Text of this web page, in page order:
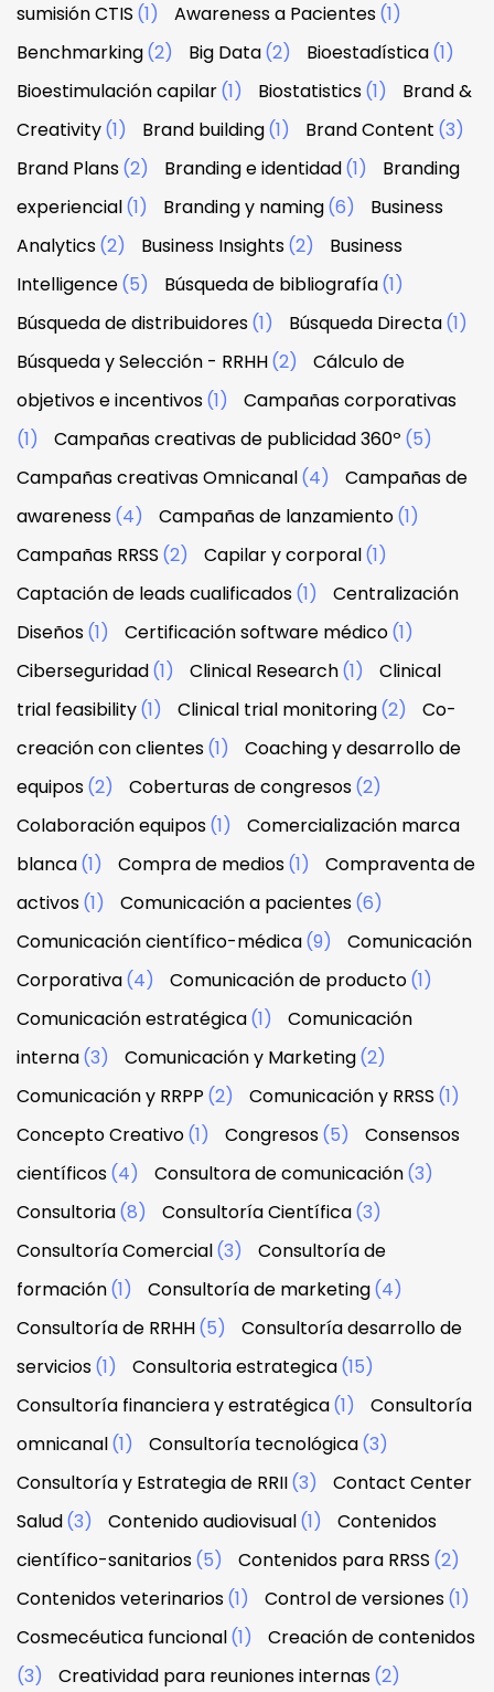
sumisión CTIS (1) Awareness a Pacientes(1)
Benchmarking(2) Big Data(2) Bioestadística(1)
Bioestimulación capilar(1) Biostatistics(1)
Brand &
Creativity(1) Brand building(1) Brand Content (3)
Brand Plans(2) Branding e identidad(1)
Branding
experiencial(1) Branding y naming(6)
Business
Analytics(2) Business Insights(2)
Business
Intelligence(5) Búsqueda de bibliografía(1)
Búsqueda de distribuidores(1) Búsqueda Directa(1)
Búsqueda y Selección - RRHH(2)
Cálculo de
objetivos e incentivos(1)
Campañas corporativas
(1)
Campañas creativas de publicidad 360º (5)
Campañas creativas Omnicanal(4)
Campañas de
awareness(4) Campañas de lanzamiento(1)
Campañas RRSS (2) Capilar y corporal(1)
Captación de leads cualificados(1)
Centralización
Diseños(1) Certificación software médico(1)
Ciberseguridad(1) Clinical Research(1)
Clinical
trial feasibility(1) Clinical trial monitoring(2)
Co-
creación con clientes(1)
Coaching y desarrollo de
equipos(2) Coberturas de congresos(2)
Colaboración equipos(1)
Comercialización marca
blanca(1) Compra de medios(1)
Compraventa de
activos(1) Comunicación a pacientes(6)
Comunicación científico-médica(9)
Comunicación
Corporativa(4) Comunicación de producto(1)
Comunicación estratégica(1)
Comunicación
interna(3) Comunicación y Marketing(2)
Comunicación y RRPP (2) Comunicación y RRSS (1)
Concepto Creativo(1) Congresos(5)
Consensos
científicos(4) Consultora de comunicación(3)
Consultoria(8) Consultoría Científica(3)
Consultoría Comercial(3)
Consultoría de
formación(1) Consultoría de marketing(4)
Consultoría de RRHH(5)
Consultoría desarrollo de
servicios(1) Consultoria estrategica(15)
Consultoría financiera y estratégica(1)
Consultoría
omnicanal(1) Consultoría tecnológica(3)
Consultoría y Estrategia de RRII(3)
Contact Center
Salud(3) Contenido audiovisual(1)
Contenidos
científico-sanitarios(5) Contenidos para RRSS (2)
Contenidos veterinarios(1) Control de versiones(1)
Cosmecéutica funcional(1)
Creación de contenidos
(3)
Creatividad para reuniones internas(2)